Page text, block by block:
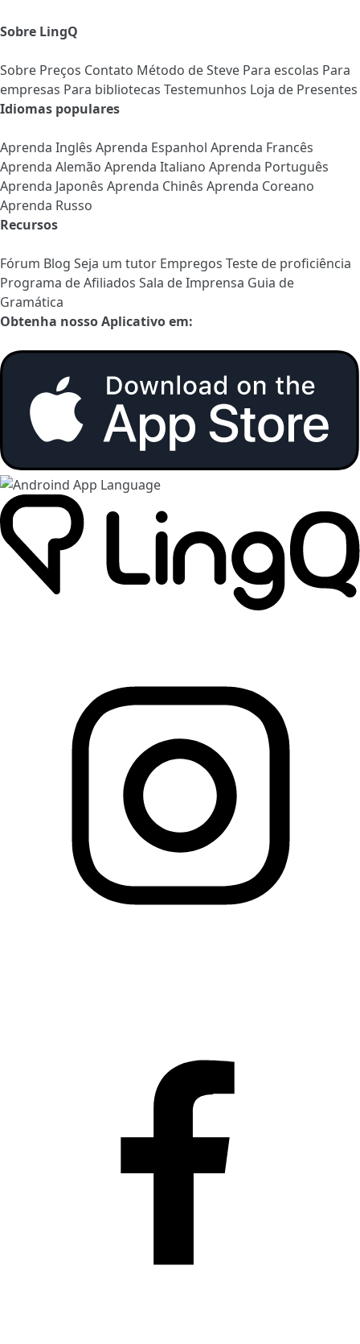
Sobre LingQ
Sobre Preços Contato Método de Steve Para escolas Para
empresas Para bibliotecas Testemunhos Loja de Presentes
Idiomas populares
Aprenda Inglês Aprenda Espanhol Aprenda Francês
Aprenda Alemão Aprenda Italiano Aprenda Português
Aprenda Japonês Aprenda Chinês Aprenda Coreano
Aprenda Russo
Recursos
Fórum Blog Seja um tutor Empregos Teste de proficiência
Programa de Afiliados Sala de Imprensa Guia de
Gramática
Obtenha nosso Aplicativo em: